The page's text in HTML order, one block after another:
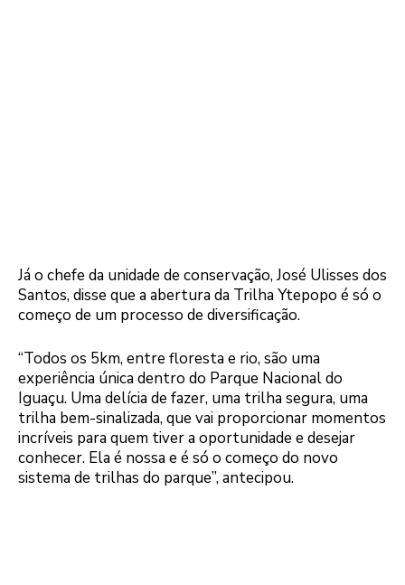
Já o chefe da unidade de conservação, José Ulisses dos
Santos, disse que a abertura da Trilha Ytepopo é só o
começo de um processo de diversificação.
“Todos os 5km, entre floresta e rio, são uma
experiência única dentro do Parque Nacional do
Iguaçu. Uma delícia de fazer, uma trilha segura, uma
trilha bem-sinalizada, que vai proporcionar momentos
incríveis para quem tiver a oportunidade e desejar
conhecer. Ela é nossa e é só o começo do novo
sistema de trilhas do parque”, antecipou.